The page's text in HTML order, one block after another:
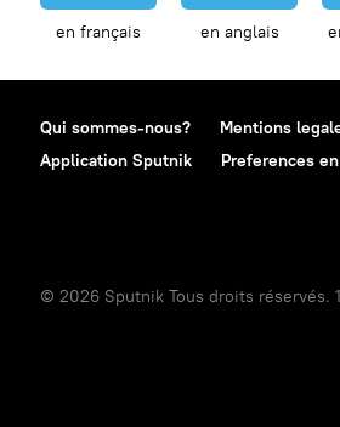
en français en anglais
Qui sommes-nous? Mentions
Application Sputnik
Preferences
© 2026 Sputnik Tous droits réservés.